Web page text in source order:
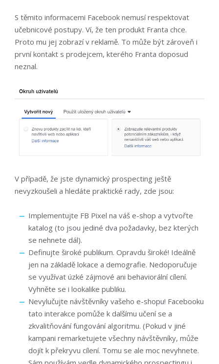
S těmito informacemi Facebook nemusí respektovat
učebnicové postupy. Ví, že ten produkt Franta chce.
Proto mu jej zobrazí v reklamě. To může být zároveň i
první kontakt s prodejcem, kterého Franta doposud
neznal.
V případě, že jste dynamický prospecting ještě
nevyzkoušeli a hledáte praktické rady, zde jsou:
Implementujte FB Pixel na váš e-shop a vytvořte
katalog (to jsou jediné dva požadavky, bez kterých
se nehnete dál).
Definujte široké publikum. Opravdu široké! Ideálně
jen na základě lokace a demografie. Nedoporučuje
se využívat úzké zájmové ani behaviorální cílení.
Vyhněte se i lookalike publiku.
Nevylučujte návštěvníky vašeho e-shopu! Facebooku
tato interakce pomůže k dalšímu učení se a
zkvalitňování fungování algoritmu. (Pokud v jiné
kampani remarketujete všechny návštěvníky, může
dojít k překryvu cílení. Tomu se ale moc nevyhnete.